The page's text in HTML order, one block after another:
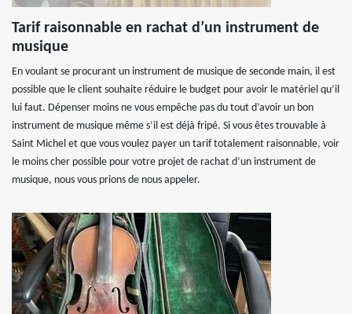
Tarif raisonnable en rachat d’un instrument de
musique
En voulant se procurant un instrument de musique de seconde main, il est
possible que le client souhaite réduire le budget pour avoir le matériel qu’il
lui faut. Dépenser moins ne vous empêche pas du tout d’avoir un bon
instrument de musique même s’il est déjà fripé. Si vous êtes trouvable à
Saint Michel et que vous voulez payer un tarif totalement raisonnable, voir
le moins cher possible pour votre projet de rachat d’un instrument de
musique, nous vous prions de nous appeler.